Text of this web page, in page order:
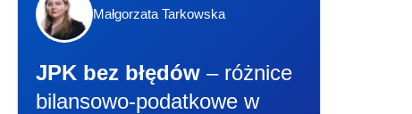
Małgorzata Tarkowska
JPK bez błędów – różnice
bilansowo-podatkowe w